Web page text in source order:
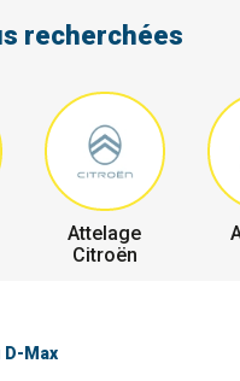
recherchées
Attelage
Citroën
Max